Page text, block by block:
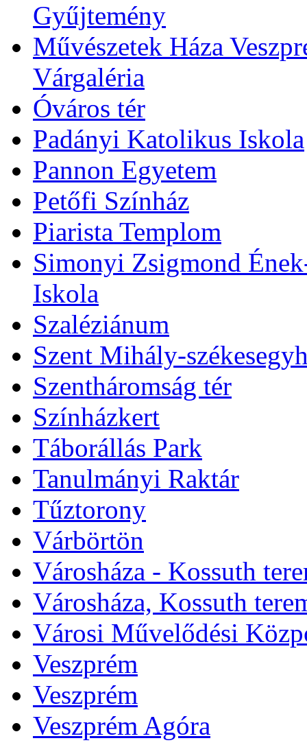
Gyűjtemény
Művészetek Háza
Várgaléria
Óváros tér
Padányi Katolikus Iskola
Pannon Egyetem
Petőfi Színház
Piarista Templom
Simonyi Zsigmond
Iskola
Szaléziánum
Szent Mihály-
Szentháromság tér
Színházkert
Táborállás Park
Tanulmányi Raktár
Tűztorony
Várbörtön
Városháza - Kossuth
Városháza, Kossuth
Városi Művelődési
Veszprém
Veszprém
Veszprém Agóra